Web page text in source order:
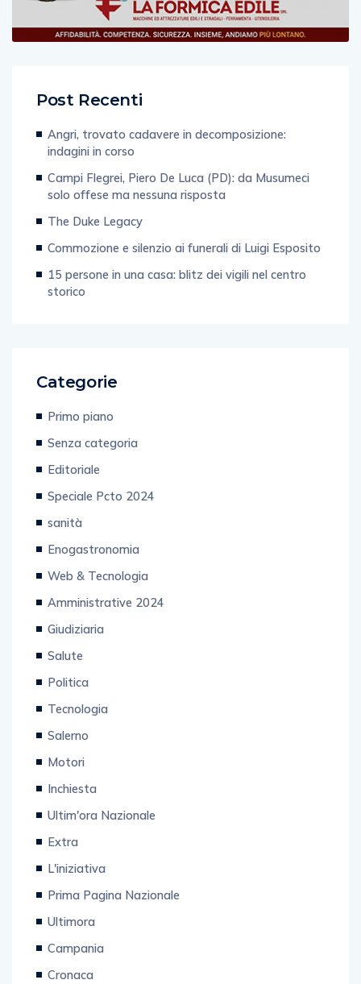
Post Recenti
Angri, trovato cadavere in decomposizione:
indagini in corso
Campi Flegrei, Piero De Luca (PD): da Musumeci
solo offese ma nessuna risposta
The Duke Legacy
Commozione e silenzio ai funerali di Luigi Esposito
15 persone in una casa: blitz dei vigili nel centro
storico
Categorie
Primo piano
Senza categoria
Editoriale
Speciale Pcto 2024
sanità
Enogastronomia
Web & Tecnologia
Amministrative 2024
Giudiziaria
Salute
Politica
Tecnologia
Salerno
Motori
Inchiesta
Ultim'ora Nazionale
Extra
L'iniziativa
Prima Pagina Nazionale
Ultimora
Campania
Cronaca